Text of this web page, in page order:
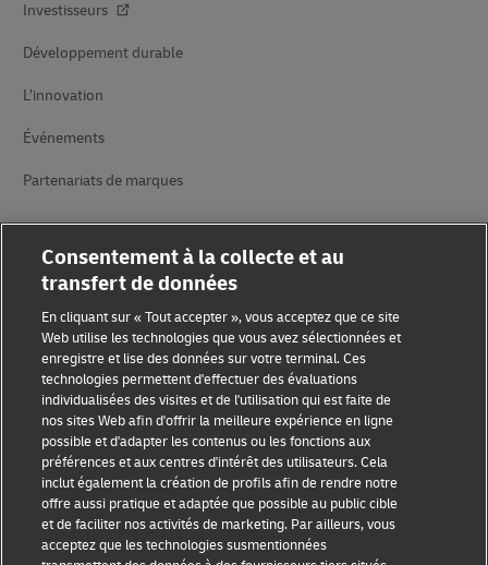
Investisseurs
Développement durable
L’innovation
Événements
Partenariats de marques
Sensibilisation à la fraude
Mention légale
Conditions d’utilisation
Avis de confidentialité
Informations complémentaires
Consentement à la collecte et au
transfert de données
En cliquant sur « Tout accepter », vous acceptez que ce site
Web utilise les technologies que vous avez sélectionnées et
enregistre et lise des données sur votre terminal. Ces
technologies permettent d'effectuer des évaluations
individualisées des visites et de l'utilisation qui est faite de
nos sites Web afin d'offrir la meilleure expérience en ligne
possible et d'adapter les contenus ou les fonctions aux
préférences et aux centres d'intérêt des utilisateurs. Cela
inclut également la création de profils afin de rendre notre
offre aussi pratique et adaptée que possible au public cible
et de faciliter nos activités de marketing. Par ailleurs, vous
acceptez que les technologies susmentionnées